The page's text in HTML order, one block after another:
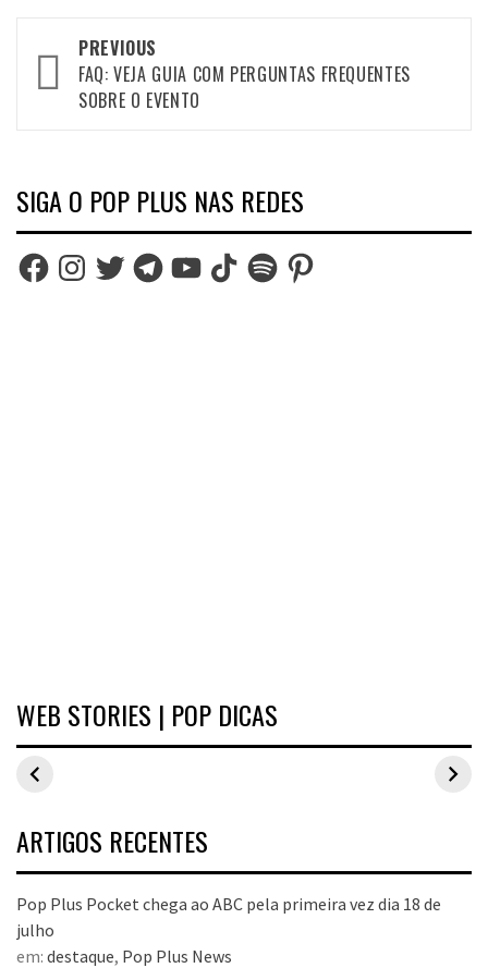
Post
navigation
PREVIOUS
FAQ: VEJA GUIA COM PERGUNTAS FREQUENTES
SOBRE O EVENTO
SIGA O POP PLUS NAS REDES
FacebookInstagram
TwitterTelegramYouTubeTikTokSpotifyPinterest
WEB STORIES | POP DICAS
Inspirações de
looks plus size
para o carnaval
Estilo Pop Plus:
looks plus size
As peças que
fizeram
ARTIGOS RECENTES
Pop Plus Pocket chega ao ABC pela primeira vez dia 18 de
julho
em: destaque, Pop Plus News